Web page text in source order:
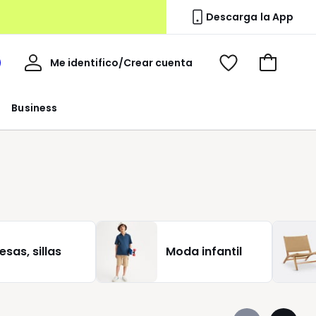
Descarga la App
Business
Me identifico/Crear cuenta
Mi
Ver
Ir
sillas Moda infantil